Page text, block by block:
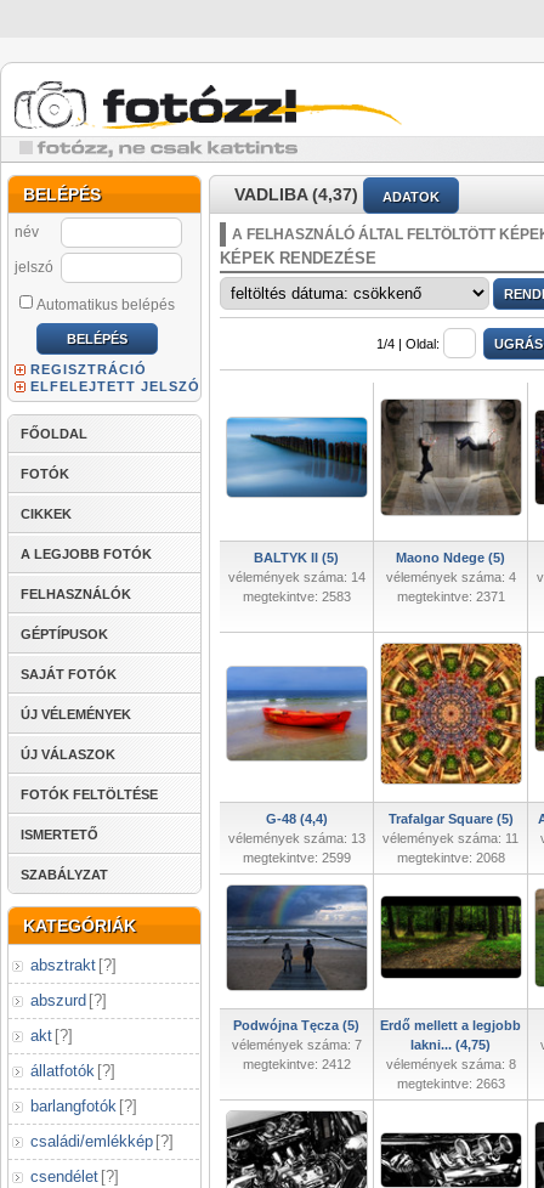
BELÉPÉS
név
jelszó
Automatikus belépés
REGISZTRÁCIÓ
ELFELEJTETT JELSZÓ
FŐOLDAL
FOTÓK
CIKKEK
A LEGJOBB FOTÓK
FELHASZNÁLÓK
GÉPTÍPUSOK
SAJÁT FOTÓK
ÚJ VÉLEMÉNYEK
ÚJ VÁLASZOK
FOTÓK FELTÖLTÉSE
ISMERTETŐ
SZABÁLYZAT
KATEGÓRIÁK
absztrakt [?]
abszurd [?]
akt [?]
állatfotók [?]
barlangfotók [?]
családi/emlékkép [?]
csendélet [?]
VADLIBA (4,37) ADATOK
A FELHASZNÁLÓ ÁLTAL FELTÖLTÖTT
KÉPEK RENDEZÉSE
1/4 | Oldal:
BALTYK II (5)
vélemények száma: 14
megtekintve: 2583
Maono Ndege (5)
vélemények száma: 4
megtekintve: 2371
G-48 (4,4)
vélemények száma: 13
megtekintve: 2599
Trafalgar Square (5)
vélemények száma: 11
megtekintve: 2068
Podwójna Tęcza (5)
vélemények száma: 7
megtekintve: 2412
Erdő mellett a legjobb
lakni... (4,75)
vélemények száma: 8
megtekintve: 2663